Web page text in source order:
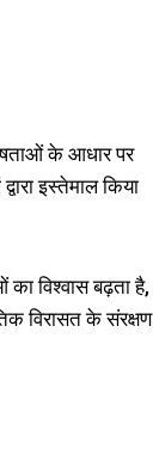
के आधार पर
इस्तेमाल किया
विश्वास बढ़ता है,
विरासत के संरक्षण